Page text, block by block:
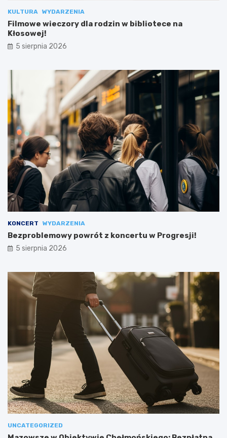
KULTURA WYDARZENIA
Filmowe wieczory dla rodzin w bibliotece na
Kłosowej!
5 sierpnia 2026
KONCERT WYDARZENIA
Bezproblemowy powrót z koncertu w Progresji!
5 sierpnia 2026
UNCATEGORIZED